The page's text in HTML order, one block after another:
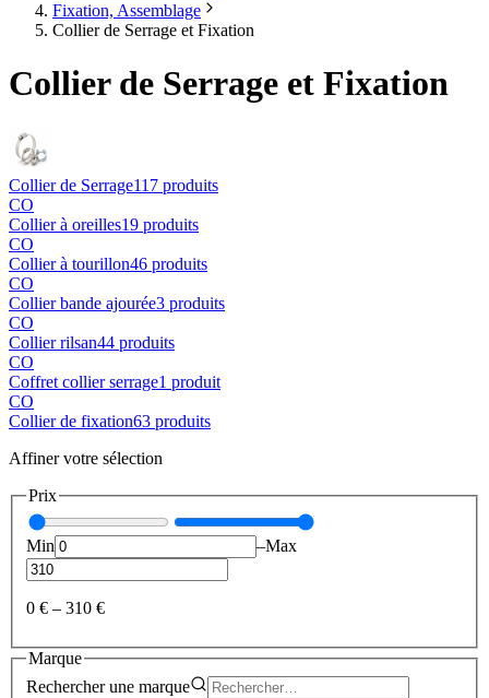
Fixation, Assemblage
Collier de Serrage et Fixation
Collier de Serrage et Fixation
Collier de Serrage117 produits
CO
Collier à oreilles19 produits
CO
Collier à tourillon46 produits
CO
Collier bande ajourée3 produits
CO
Collier rilsan44 produits
CO
Coffret collier serrage1 produit
CO
Collier de fixation63 produits
Affiner votre sélection
Prix
Min –Max
0 € – 310 €
Marque
Rechercher une marque